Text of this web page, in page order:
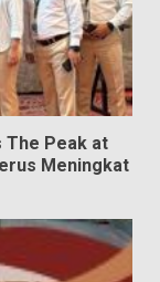
The Peak at
Meningkat